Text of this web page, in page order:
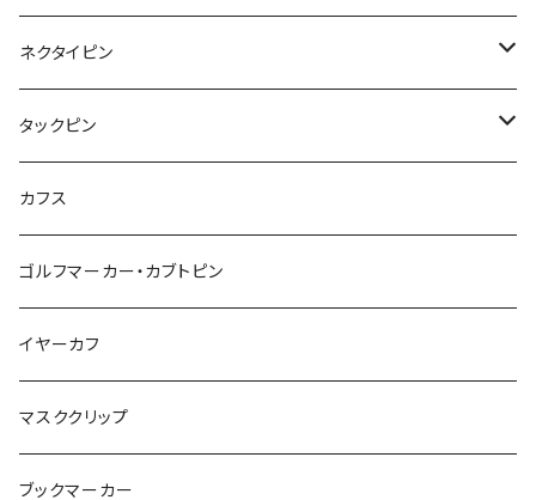
マーブル
カメオ
星
鳥
マーブル
こいのぼり
てんとう虫
鳥
食品
ハロウィン
カモフラージュ
square
天使
リボン
ブタ
フルーツ
アイスクリーム
マーブル
音楽
カメオ
ハート
モザイク
羊
牛
カメ
イルカ
カエル
月
惑星
星
こいのぼり
カメラ
音楽
バイオリン
カメオ
バルーン
マーメイド
ハート
アルファベット
ハロウィン
紐
鳥
バルーン
マーブル
マーブル
鳥
星
アルファベット
ハロウィン
カメオ
2トーン
ネクタイピン
結び
スクエア
タックピン
結び
カフス
ゴルフマーカー・カブトピン
イヤーカフ
マスククリップ
ブックマーカー